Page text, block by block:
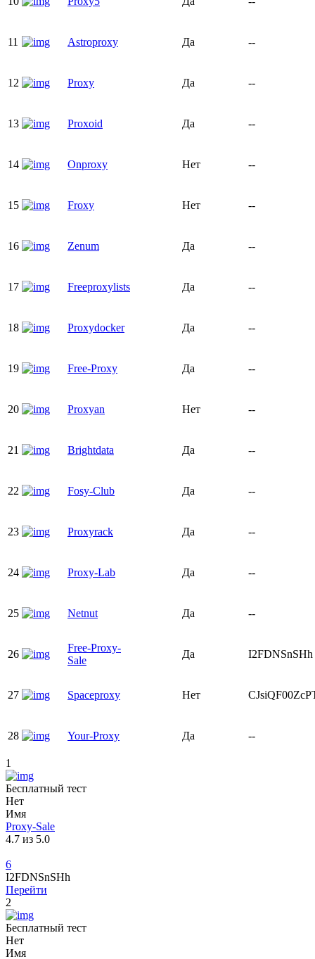
11 Astroproxy Да --
12 Proxy Да --
13 Proxoid Да --
14 Onproxy Нет --
15 Froxy Нет --
16 Zenum Да --
17 Freeproxylists Да --
18 Proxydocker Да --
19 Free-Proxy Да --
20 Proxyan Нет --
21 Brightdata Да --
22 Fosy-Club Да --
23 Proxyrack Да --
24 Proxy-Lab Да --
25 Netnut Да --
26
Free-Proxy-
Sale
Да I2FDNSnSHh
27 Spaceproxy Нет
28 Your-Proxy Да --
1
Бесплатный тест
Нет
Имя
Proxy-Sale
4.7 из 5.0
6
I2FDNSnSHh
Перейти
2
Бесплатный тест
Нет
Имя